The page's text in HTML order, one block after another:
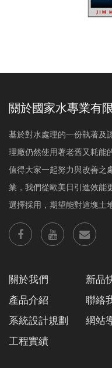
關於國家水專業有
基於對水處理的一份執著及
理廠仍然使用著老舊又耗能
值得大家一起努力與改善之
業，我們從歐美日引進效能
選擇採用，期望能對這塊土
關於我們
產品介紹
系統設計規劃
工程實績
新品
聯絡
網站